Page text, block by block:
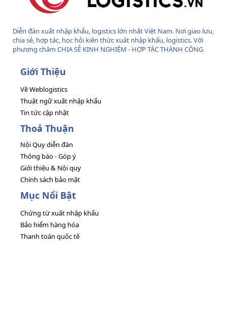
Diễn đàn xuất nhập khẩu, logistics lớn nhất Việt Nam. Nơi giao lưu,
chia sẻ, hợp tác, học hỏi kiến thức xuất nhập khẩu, logistics. Với
phương châm CHIA SẺ KINH NGHIỆM - HỢP TÁC THÀNH CÔNG
Giới Thiệu
Về Weblogistics
Thuật ngữ xuất nhập khẩu
Tin tức cập nhật
Thoả Thuận
Nội Quy diễn đàn
Thông báo - Góp ý
Giới thiệu & Nội quy
Chính sách bảo mật
Mục Nổi Bật
Chứng từ xuất nhập khẩu
Bảo hiểm hàng hóa
Thanh toán quốc tế